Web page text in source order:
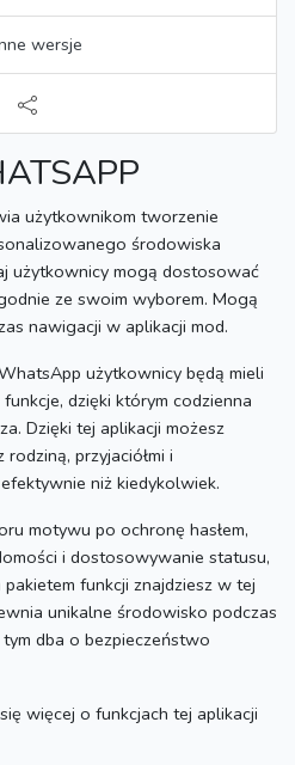
wersje
użytkownikom tworzenie
środowiska
użytkownicy mogą dostosować
ze swoim wyborem. Mogą
nawigacji w aplikacji mod.
użytkownicy będą mieli
dzięki którym codzienna
Dzięki tej aplikacji możesz
przyjaciółmi i
niż kiedykolwiek.
motywu po ochronę hasłem,
i dostosowywanie statusu,
funkcji znajdziesz w tej
unikalne środowisko podczas
dba o bezpieczeństwo
więcej o funkcjach tej aplikacji